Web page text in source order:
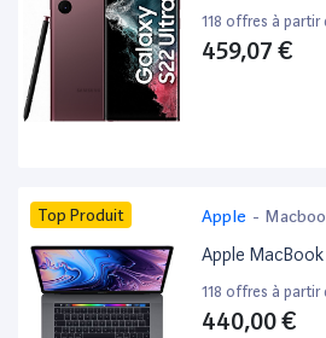
118 offres à partir
459,07 €
Top Produit Apple -
Apple MacBook
118 offres à partir
440,00 €